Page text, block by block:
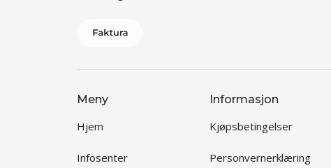
Meny
Hjem
Infosenter
Informasjon
Kjøpsbetingelser
Personvernerklæring